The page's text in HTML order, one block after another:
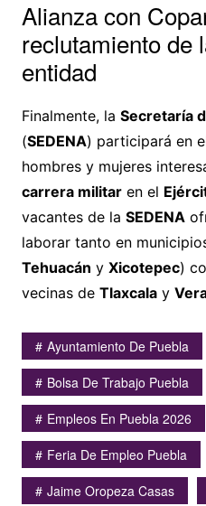
Alianza con
reclutamiento de
entidad
Finalmente, la Secretaría
(SEDENA) participará en
hombres y mujeres
carrera militaren el
vacantes de la SEDENA
laborar tanto en
Tehuacán y Xicotepec)
vecinas de Tlaxcalay
Ayuntamiento De Puebla
Bolsa De Trabajo Puebla
Empleos En Puebla 2026
Feria De Empleo Puebla
Jaime Oropeza Casas